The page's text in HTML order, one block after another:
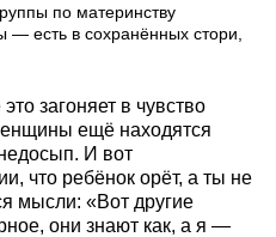
по материнству
— есть в сохранённых стори,
загоняет в чувство
ещё находятся
И вот
что ребёнок орёт, а ты не
мысли: «Вот другие
они знают как, а я —